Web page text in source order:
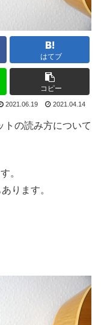
はてブ
コピー
2021.06.19 2021.04.14
トの読み方について
。
ります。